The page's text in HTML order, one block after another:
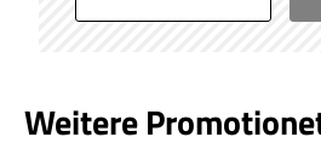
Weitere